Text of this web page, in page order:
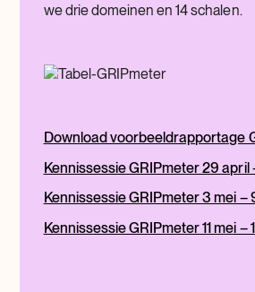
we drie domeinen en 14 schalen.
Download voorbeeldrapportage
Kennissessie GRIPmeter 29
Kennissessie GRIPmeter 3 mei –
Kennissessie GRIPmeter 11 mei –